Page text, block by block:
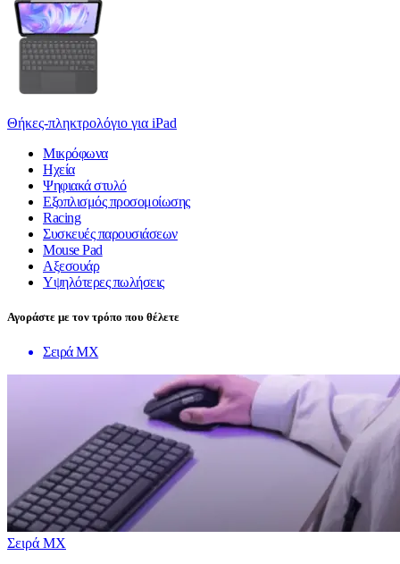
Θήκες-πληκτρολόγιο για iPad
Μικρόφωνα
Ηχεία
Ψηφιακά στυλό
Εξοπλισμός προσομοίωσης
Racing
Συσκευές παρουσιάσεων
Mouse Pad
Αξεσουάρ
Υψηλότερες πωλήσεις
Αγοράστε με τον τρόπο που θέλετε
Σειρά MX
Σειρά MX